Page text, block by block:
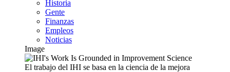
Historia
Gente
Finanzas
Empleos
Noticias
Image
El trabajo del IHI se basa en la ciencia de la mejora